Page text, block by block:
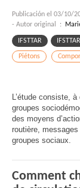
Publicación el 03/10/
- Autor original :
IFSTTAR
Piétons
L’étude consiste,
groupes
des moyens
routière,
groupes sociaux.
Comment